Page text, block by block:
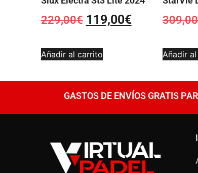
229,00€ 119,00€
Añadir al carrito
309,00
Añadir
GASTOS DE ENVÍOS GRATIS